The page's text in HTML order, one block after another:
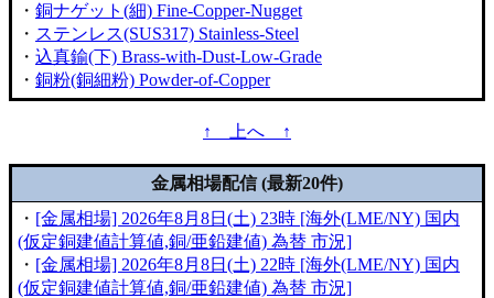
・ 銅ナゲット(細) Fine-Copper-Nugget
・ ステンレス(SUS317) Stainless-Steel
・ 込真鍮(下) Brass-with-Dust-Low-Grade
・ 銅粉(銅細粉) Powder-of-Copper
↑ 上へ ↑
金属相場配信 (最新20件)
・ [金属相場] 2026年8月8日(土) 23時 [海外(LME/NY) 国内
(仮定銅建値計算値,銅/亜鉛建値) 為替 市況]
・ [金属相場] 2026年8月8日(土) 22時 [海外(LME/NY) 国内
(仮定銅建値計算値,銅/亜鉛建値) 為替 市況]